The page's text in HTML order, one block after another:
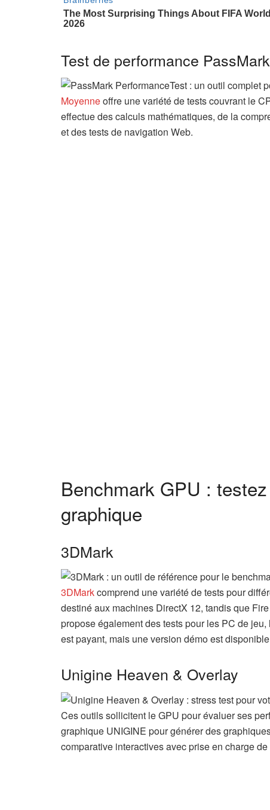
Test de performance PassMark
Moyenneoffre une variété de tests couvrant le
effectue des calculs mathématiques, de la
et des tests de navigation Web.
Benchmark GPU :
graphique
3DMark
3DMarkcomprend une variété de tests pour
destiné aux machines DirectX 12, tandis que
propose également des tests pour les PC de
est payant, mais une version démo est
Unigine Heaven & Overlay
Ces outils sollicitent le GPU pour évaluer ses
graphique UNIGINE pour générer des
comparative interactives avec prise en charge